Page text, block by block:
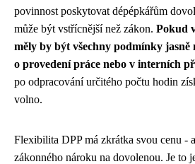
povinnost poskytovat dépépkářům
může být vstřícnější než zákon. Pokud
měly by být všechny podmínky jasně
o provedení práce nebo v interních
po odpracování určitého počtu hodin
volno.
Flexibilita DPP má zkrátka svou cenu -
zákonného nároku na dovolenou. Je to